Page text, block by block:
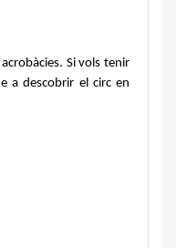
Si vols tenir
a descobrir el circ en